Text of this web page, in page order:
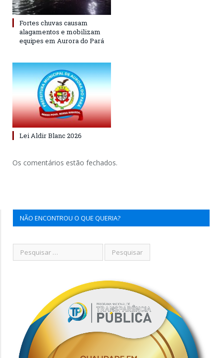
Fortes chuvas causam
alagamentos e mobilizam
equipes em Aurora do Pará
Lei Aldir Blanc 2026
Os comentários estão fechados.
NÃO ENCONTROU O QUE QUERIA?